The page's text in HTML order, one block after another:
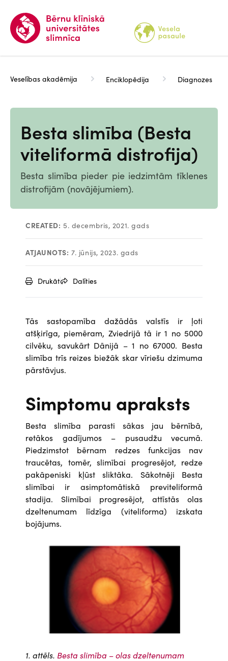
galveno
saturu
Veselības akadēmija Enciklopēdija Diagnozes
Besta slimība (Besta
viteliformā distrofija)
Besta slimība pieder pie iedzimtām tīklenes
distrofijām (novājējumiem).
CREATED: 5. decembris, 2021. gads
ATJAUNOTS: 7. jūnijs, 2023. gads
Drukāt Dalīties
Tās sastopamība dažādās valstīs ir ļoti
atšķirīga, piemēram, Zviedrijā tā ir 1 no 5000
cilvēku, savukārt Dānijā – 1 no 67000. Besta
slimība trīs reizes biežāk skar vīriešu dzimuma
pārstāvjus.
Simptomu apraksts
Besta slimība parasti sākas jau bērnībā,
retākos gadījumos – pusaudžu vecumā.
Piedzimstot bērnam redzes funkcijas nav
traucētas, tomēr, slimībai progresējot, redze
pakāpeniski kļūst sliktāka. Sākotnēji Besta
slimībai ir asimptomātiskā previteliformā
stadija. Slimībai progresējot, attīstās olas
dzeltenumam līdzīga (viteliforma) izskata
bojājums.
Attēls
1. attēls. Besta slimība – olas dzeltenumam